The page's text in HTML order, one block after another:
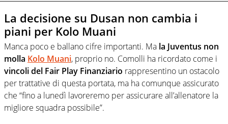
La decisione su Dusan non cambia i
piani per Kolo Muani
Manca poco e ballano cifre importanti. Ma la Juventus non
molla Kolo Muani, proprio no. Comolli ha ricordato come i
vincoli del Fair Play Finanziario rappresentino un ostacolo
per trattative di questa portata, ma ha comunque assicurato
che “fino a lunedì lavoreremo per assicurare all’allenatore la
migliore squadra possibile”.